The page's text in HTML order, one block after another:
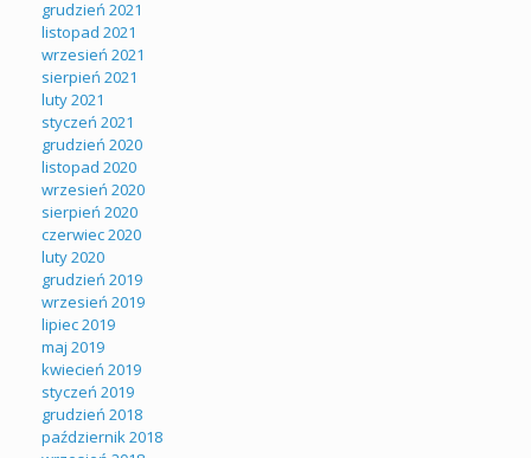
grudzień 2021
listopad 2021
wrzesień 2021
sierpień 2021
luty 2021
styczeń 2021
grudzień 2020
listopad 2020
wrzesień 2020
sierpień 2020
czerwiec 2020
luty 2020
grudzień 2019
wrzesień 2019
lipiec 2019
maj 2019
kwiecień 2019
styczeń 2019
grudzień 2018
październik 2018